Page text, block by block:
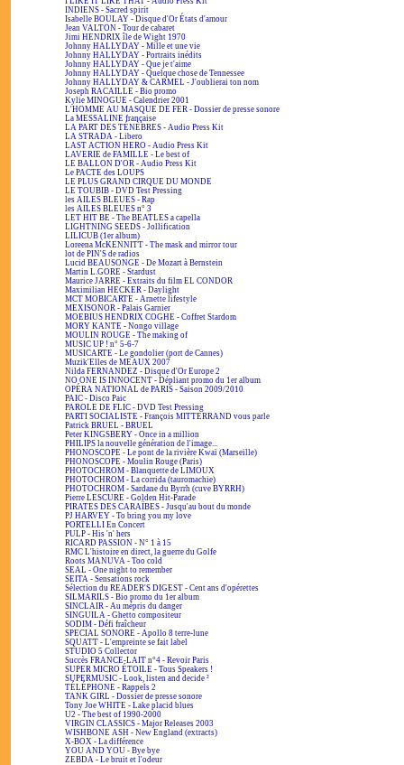
INDIENS - Sacred spirit
Isabelle BOULAY - Disque d'Or États d'amour
Jean VALTON - Tour de cabaret
Jimi HENDRIX île de Wight 1970
Johnny HALLYDAY - Mille et une vie
Johnny HALLYDAY - Portraits inédits
Johnny HALLYDAY - Que je t'aime
Johnny HALLYDAY - Quelque chose de Tennessee
Johnny HALLYDAY & CARMEL - J'oublierai ton nom
Joseph RACAILLE - Bio promo
Kylie MINOGUE - Calendrier 2001
L'HOMME AU MASQUE DE FER - Dossier de presse sonore
La MESSALINE française
LA PART DES TÉNÈBRES - Audio Press Kit
LA STRADA - Libero
LAST ACTION HERO - Audio Press Kit
LAVERIE de FAMILLE - Le best of
LE BALLON D'OR - Audio Press Kit
Le PACTE des LOUPS
LE PLUS GRAND CIRQUE DU MONDE
LE TOUBIB - DVD Test Pressing
les AILES BLEUES - Rap
les AILES BLEUES n° 3
LET HIT BE - The BEATLES a capella
LIGHTNING SEEDS - Jollification
LILICUB (1er album)
Loreena McKENNITT - The mask and mirror tour
lot de PIN'S de radios
Lucid BEAUSONGE - De Mozart à Bernstein
Martin L.GORE - Stardust
Maurice JARRE - Extraits du film EL CONDOR
Maximilian HECKER - Daylight
MCT MOBICARTE - Arnette lifestyle
MEXISONOR - Palais Garnier
MOEBIUS HENDRIX COGHE - Coffret Stardom
MORY KANTE - Nongo village
MOULIN ROUGE - The making of
MUSIC UP ! n° 5-6-7
MUSICARTE - Le gondolier (port de Cannes)
Muzik'Elles de MEAUX 2007
Nilda FERNANDEZ - Disque d'Or Europe 2
NO ONE IS INNOCENT - Dépliant promo du 1er album
OPÉRA NATIONAL de PARIS - Saison 2009/2010
PAIC - Disco Paic
PAROLE DE FLIC - DVD Test Pressing
PARTI SOCIALISTE - François MITTERRAND vous parle
Patrick BRUEL - BRUEL
Peter KINGSBERY - Once in a million
PHILIPS la nouvelle génération de l'image...
PHONOSCOPE - Le pont de la rivière Kwaï (Marseille)
PHONOSCOPE - Moulin Rouge (Paris)
PHOTOCHROM - Blanquette de LIMOUX
PHOTOCHROM - La corrida (tauromachie)
PHOTOCHROM - Sardane du Byrrh (cuve BYRRH)
Pierre LESCURE - Golden Hit-Parade
PIRATES DES CARAÏBES - Jusqu'au bout du monde
PJ HARVEY - To bring you my love
PORTELLI En Concert
PULP - His 'n' hers
RICARD PASSION - N° 1 à 15
RMC L'histoire en direct, la guerre du Golfe
Roots MANUVA - Too cold
SEAL - One night to remember
SEITA - Sensations rock
Sélection du READER'S DIGEST - Cent ans d'opérettes
SILMARILS - Bio promo du 1er album
SINCLAIR - Au mépris du danger
SINGUILA - Ghetto compositeur
SODIM - Défi fraîcheur
SPECIAL SONORE - Apollo 8 terre-lune
SQUATT - L'empreinte se fait label
STUDIO 5 Collector
Succès FRANCE-LAIT n°4 - Revoir Paris
SUPER MICRO ÉTOILE - Tous Speakers !
SUPERMUSIC - Look, listen and decide ²
TÉLÉPHONE - Rappels 2
TANK GIRL - Dossier de presse sonore
Tony Joe WHITE - Lake placid blues
U2 - The best of 1990-2000
VIRGIN CLASSICS - Major Releases 2003
WISHBONE ASH - New England (extracts)
X-BOX - La différence
YOU AND YOU - Bye bye
ZEBDA - Le bruit et l'odeur